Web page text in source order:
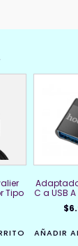
Tipo
C a USB A
$
AÑADIR